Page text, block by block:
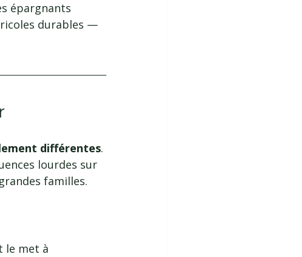
épargnants
durables —
différentes.
lourdes sur
familles.
le met à